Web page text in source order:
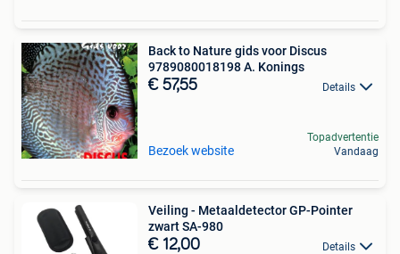
Back to Nature gids voor Discus
9789080018198 A. Konings
€ 57,55 Details
Bezoek website
Topadvertentie
Vandaag
Veiling - Metaaldetector GP-Pointer
zwart SA-980
€ 12,00 Details